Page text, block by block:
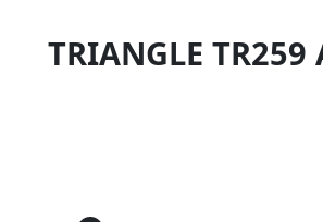
TRIANGLE